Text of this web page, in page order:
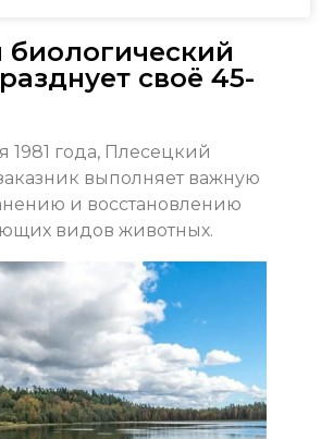
своё 45-
1981 года, Плесецкий
выполняет важную
и восстановлению
видов животных.